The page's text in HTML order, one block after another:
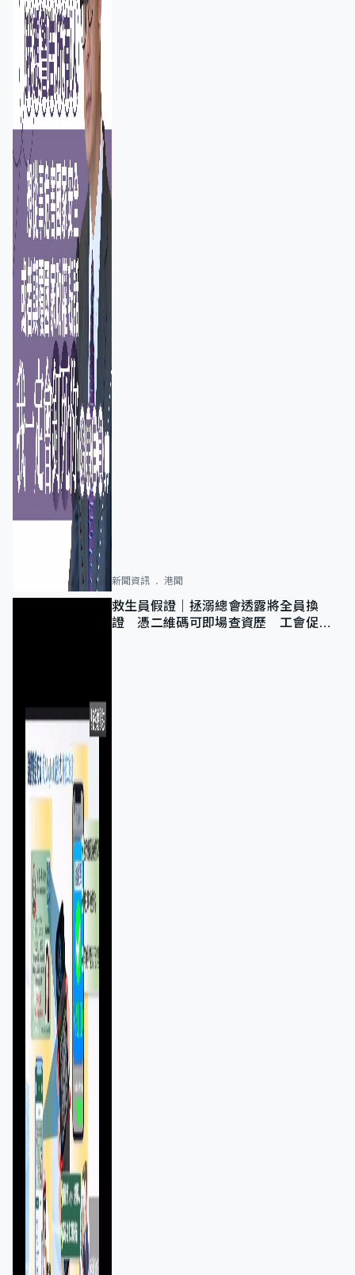
新聞資訊 港聞
救生員假證｜拯溺總會透露將全員換
證 憑二維碼可即場查資歷 工會促加